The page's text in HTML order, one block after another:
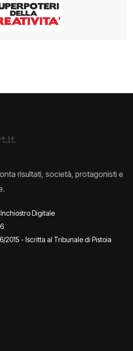
risultati, società, protagonisti e
Digitale
2015 - Iscritta al Tribunale di Pistoia